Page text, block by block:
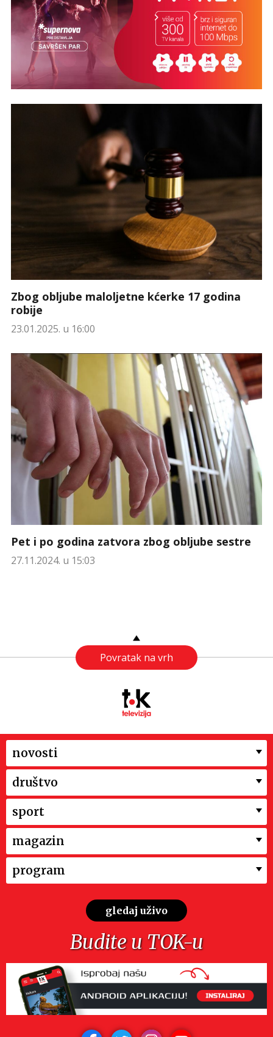
Zbog obljube maloljetne kćerke 17 godina
robije
23.01.2025. u 16:00
Pet i po godina zatvora zbog obljube sestre
27.11.2024. u 15:03
Povratak na vrh
novosti
društvo
sport
magazin
program
gledaj uživo
Budite u TOK-u